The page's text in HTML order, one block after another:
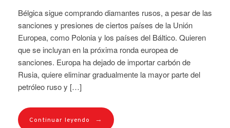
Bélgica sigue comprando diamantes rusos, a pesar de las
sanciones y presiones de ciertos países de la Unión
Europea, como Polonia y los países del Báltico. Quieren
que se incluyan en la próxima ronda europea de
sanciones. Europa ha dejado de importar carbón de
Rusia, quiere eliminar gradualmente la mayor parte del
petróleo ruso y […]
Continuar leyendo →